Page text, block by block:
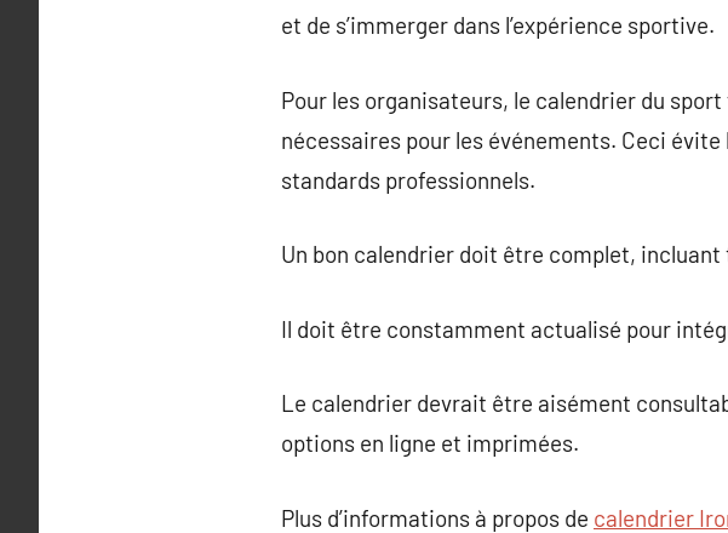
et de s’immerger dans l’expérience sportive.
Pour les organisateurs, le calendrier du
nécessaires pour les événements. Ceci
standards professionnels.
Un bon calendrier doit être complet, incluant
Il doit être constamment actualisé pour
Le calendrier devrait être aisément
options en ligne et imprimées.
Plus d’informations à propos de calendrier